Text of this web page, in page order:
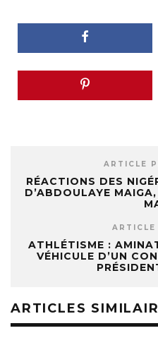
ARTICLE
RÉACTIONS DES
D’ABDOULAYE
ARTICLE
ATHLÉTISME :
VÉHICULE D’UN
ARTICLES